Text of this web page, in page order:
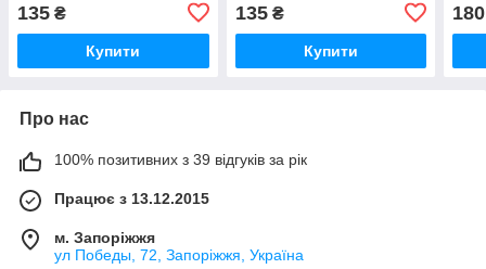
135 ₴
Купити
135₴
Купити
180
Про нас
100% позитивних з 39 відгуків за рік
Працює з 13.12.2015
м. Запоріжжя
ул Победы, 72, Запоріжжя, Україна